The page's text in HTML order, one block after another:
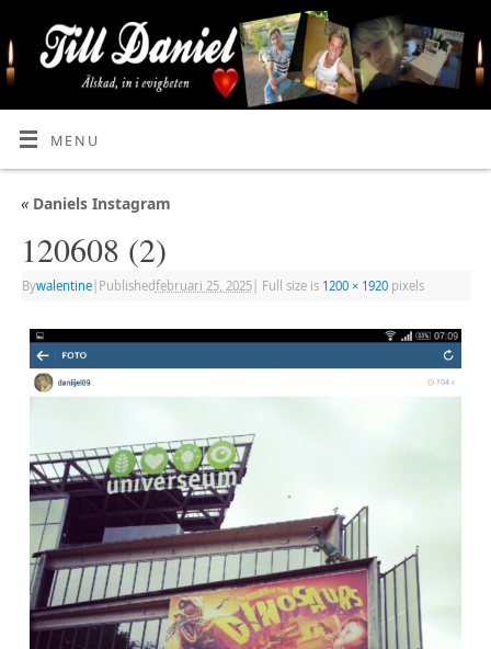
MENU
«Daniels Instagram
120608 (2)
Bywalentine| Publishedfebruari 25, 2025| Full size is 1200 × 1920pixels